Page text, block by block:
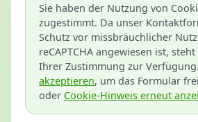
Sie haben der Nutzung von
zugestimmt. Da unser
Schutz vor missbräuchlicher
reCAPTCHA angewiesen ist,
Ihrer Zustimmung zur Verfügung.
akzeptieren, um das Formular
oder Cookie-Hinweis erneut